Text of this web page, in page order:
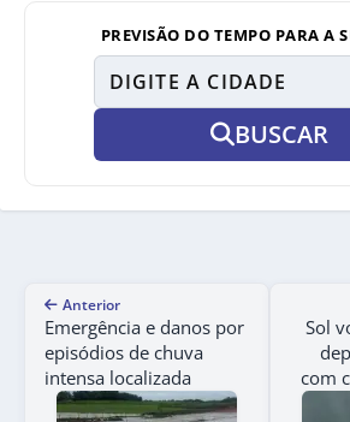
PREVISÃO DO TEMPO PARA A
BUSCAR
Anterior
Emergência e danos por
episódios de chuva
intensa localizada
Sol
com